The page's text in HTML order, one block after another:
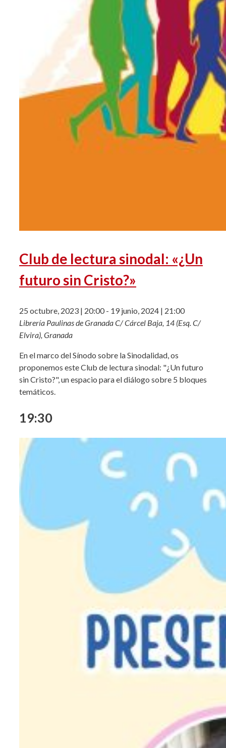
Club de lectura sinodal: «¿Un
futuro sin Cristo?»
25 octubre, 2023 | 20:00- 19 junio, 2024 | 21:00
Librería Paulinas de GranadaC/ Cárcel Baja, 14 (Esq. C/
Elvira), Granada
En el marco del Sínodo sobre la Sinodalidad, os
proponemos este Club de lectura sinodal: "¿Un futuro
sin Cristo?", un espacio para el diálogo sobre 5 bloques
temáticos.
19:30